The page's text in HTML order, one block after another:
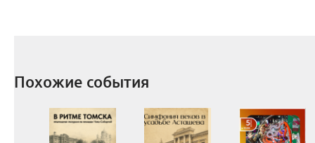
Похожие события